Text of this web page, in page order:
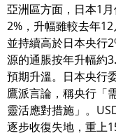
亞洲區方面，日本1
2%，升幅雖較去年
並持續高於日本央行
源的通脹按年升幅約
預期升溫。日本央行
鷹派言論，稱央行「
靈活應對措施」。
逐步收復失地，重上